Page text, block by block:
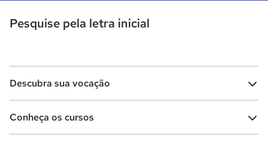
Pesquise pela letra inicial
Descubra sua vocação
Conheça os cursos